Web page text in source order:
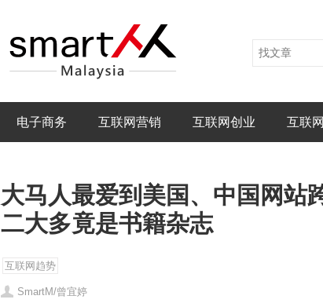
电子商务 互联网营销 互联网创业 互联
大马人最爱到美国、中国网站
二大多竟是书籍杂志
互联网趋势
SmartM/曾宜婷